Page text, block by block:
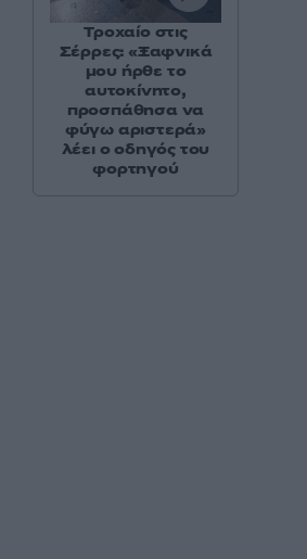
Τροχαίο στις
Σέρρες: «Ξαφνικά
μου ήρθε το
αυτοκίνητο,
προσπάθησα να
φύγω αριστερά»
λέει ο οδηγός του
φορτηγού